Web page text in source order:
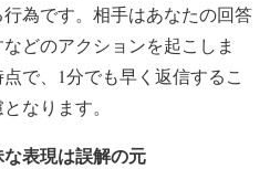
為です。相手はあなたの回答
どのアクションを起こしま
で、1分でも早く返信するこ
なります。
表現は誤解の元